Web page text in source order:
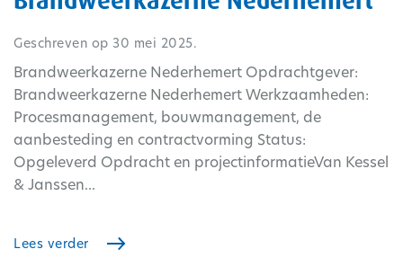
Geschreven op 30 mei 2025.
Brandweerkazerne Nederhemert Opdrachtgever:
Brandweerkazerne Nederhemert Werkzaamheden:
Procesmanagement, bouwmanagement, de
aanbesteding en contractvorming Status:
Opgeleverd Opdracht en projectinformatieVan Kessel
& Janssen...
Lees verder